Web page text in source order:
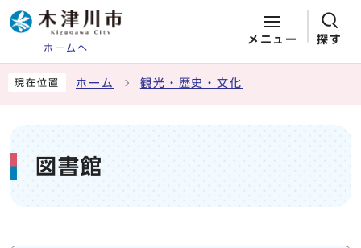
ホームへ
メニュー 探す
現在位置 ホーム 観光・歴史・文化
図書館